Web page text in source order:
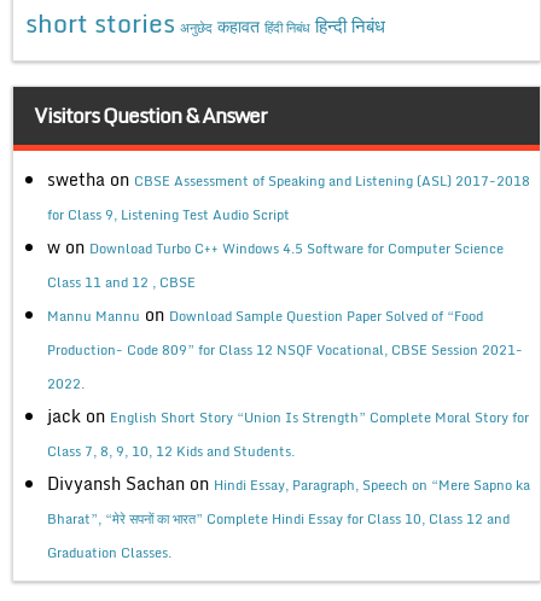
short stories अनुछेद कहावत हिंदी निबंध हिन्दी निबंध
Visitors Question & Answer
swetha on CBSE Assessment of Speaking and Listening (ASL) 2017-2018
for Class 9, Listening Test Audio Script
w on Download Turbo C++ Windows 4.5 Software for Computer Science
Class 11 and 12 , CBSE
Mannu Mannu on Download Sample Question Paper Solved of “Food
Production- Code 809” for Class 12 NSQF Vocational, CBSE Session 2021-
2022.
jack on English Short Story “Union Is Strength” Complete Moral Story for
Class 7, 8, 9, 10, 12 Kids and Students.
Divyansh Sachan on Hindi Essay, Paragraph, Speech on “Mere Sapno ka
Bharat”, “मेरे सपनों का भारत” Complete Hindi Essay for Class 10, Class 12 and
Graduation Classes.